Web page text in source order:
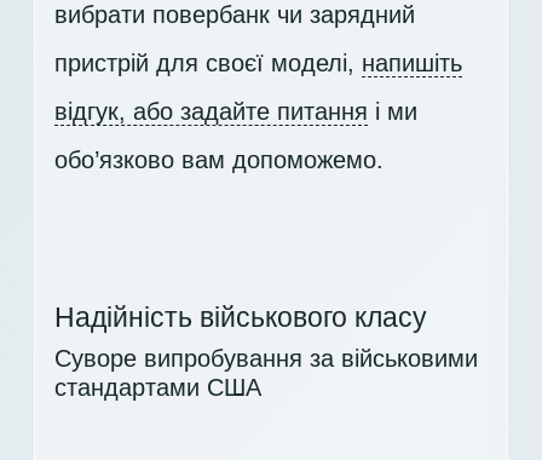
вибрати повербанк чи зарядний
пристрій для своєї моделі, напишіть
відгук, або задайте питання і ми
обо’язково вам допоможемо.
Надійність військового класу
Суворе випробування за військовими
стандартами США